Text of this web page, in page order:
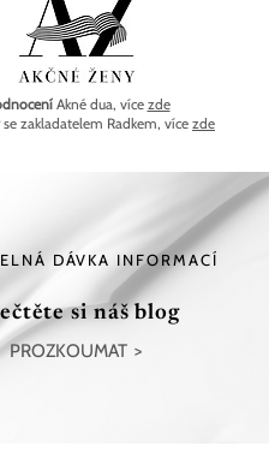
Akné dua, více zde
se zakladatelem Radkem, více zde
DÁVKA INFORMACÍ
si náš blog
PROZKOUMAT >